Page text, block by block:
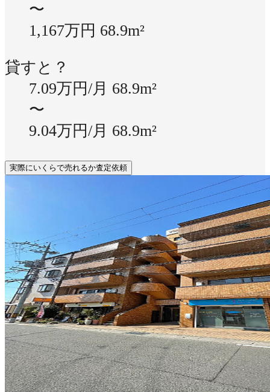
〜
1,167万円 68.9m²
貸すと？
7.09万円/月 68.9m²
〜
9.04万円/月 68.9m²
実際にいくらで売れるか査定依頼